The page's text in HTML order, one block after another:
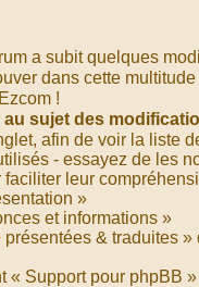
a subit quelques
dans cette
!
sujet des
afin de voir la liste
- essayez de les
leur
»
et informations »
& traduites
« Support pour phpBB »